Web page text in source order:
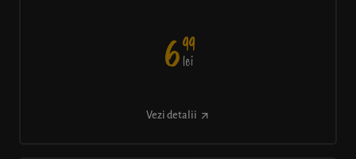
699
lei
Vezi detalii